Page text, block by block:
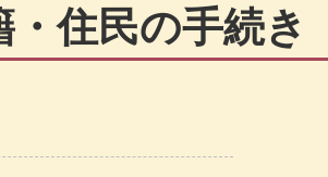
・住民の手続き